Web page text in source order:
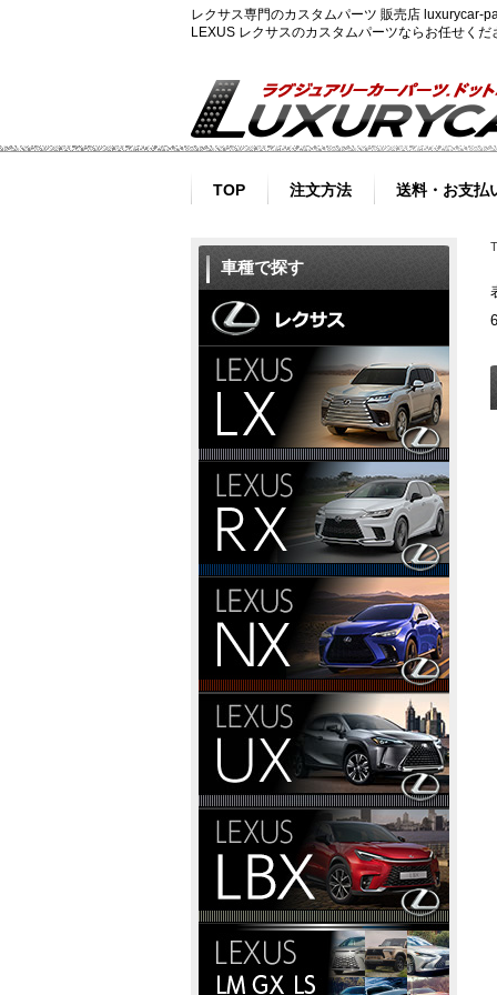
レクサス専門のカスタムパーツ 販売店 luxurycar-
LEXUS レクサスのカスタムパーツならお任せく
TOP 注文方法 送料・お支払
車種で探す